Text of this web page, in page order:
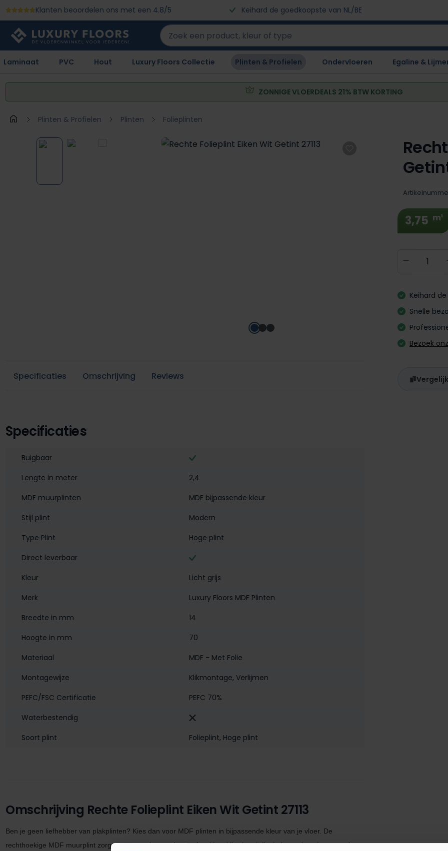
naar de hoofdinhoud
Ga naar de zoekopdracht
Ga naar de hoofdnavigatie
Klanten beoordelen ons met een 4.8/5 Keihard de goedkoopste van NL/BE
Laminaat PVC Hout Luxury Floors Collectie Plinten & Profielen Ondervloeren Egaline &
ZONNIGE VLOERDEALS 21% BTW KORTING
Plinten & Profielen Plinten Folieplinten
Afbeeldingengalerij overslaan
Specificaties Omschrijving Reviews
Specificaties
Buigbaar
Lengte in meter
2,4
MDF muurplinten
MDF bijpassende kleur
Stijl plint
Modern
Type Plint
Hoge plint
Direct leverbaar
Kleur
Licht grijs
Merk
Luxury Floors MDF Plinten
Breedte in mm
14
Hoogte in mm
70
Materiaal
MDF - Met Folie
Montagewijze
Klikmontage, Verlijmen
PEFC/FSC Certificatie
PEFC 70%
Waterbestendig‎
Soort plint
Folieplint, Hoge plint
Omschrijving Rechte Folieplint Eiken Wit Getint 27113
Ben je geen liefhebber van plakplinten? Kies dan voor MDF plinten in bijpassende kleur van je vloer. De
rechthoekige MDF muurplint zorgt voor een ultra moderne afwerking. Hierdoor krijgt iedere ruimte in uw woning
3,75 m¹
Keihard
Snelle
Bezoek